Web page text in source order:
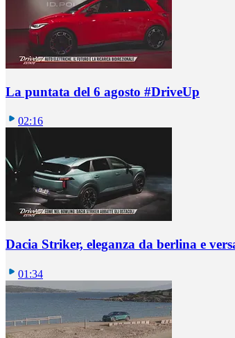
La puntata del 6 agosto #DriveUp
02:16
Dacia Striker, eleganza da berlina e
01:34